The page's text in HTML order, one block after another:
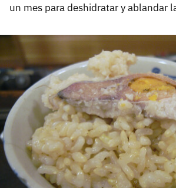
un mes para deshidratar y ablandar